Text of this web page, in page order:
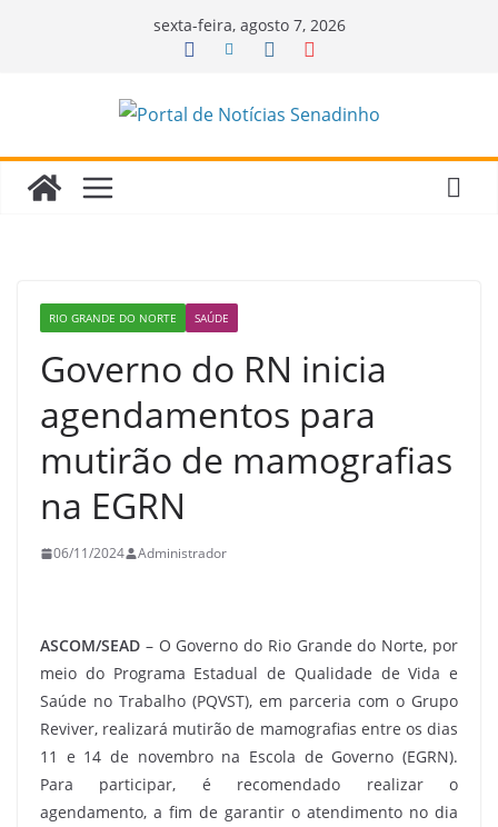
sexta-feira, agosto 7, 2026
RIO GRANDE DO NORTE SAÚDE
Governo do RN inicia
agendamentos para
mutirão de mamografias
na EGRN
06/11/2024 Administrador
ASCOM/SEAD – O Governo do Rio Grande do Norte, por
meio do Programa Estadual de Qualidade de Vida e
Saúde no Trabalho (PQVST), em parceria com o Grupo
Reviver, realizará mutirão de mamografias entre os dias
11 e 14 de novembro na Escola de Governo (EGRN).
Para participar, é recomendado realizar o
agendamento, a fim de garantir o atendimento no dia